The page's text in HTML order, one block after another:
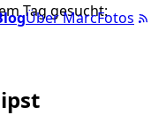
Über MarcFotos
Tag gesucht: